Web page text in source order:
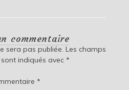
commentaire
sera pas publiée. Les champs
indiqués avec *
*